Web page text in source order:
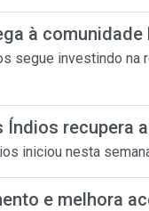
à comunidade
segue investindo na
recupera
iniciou nesta
e melhora